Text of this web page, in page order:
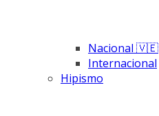
Nacional 🇻🇪
Internacional
Hipismo